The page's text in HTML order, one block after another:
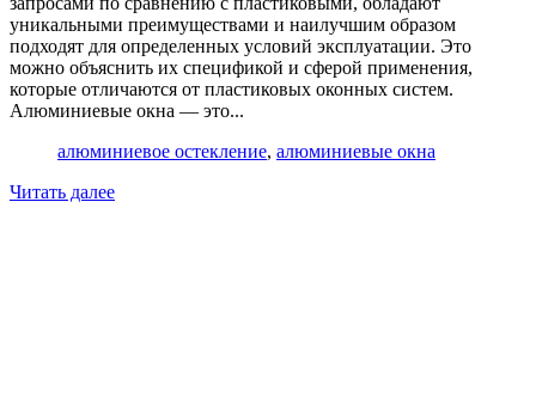
уникальными преимуществами и наилучшим образом
подходят для определенных условий эксплуатации. Это
можно объяснить их спецификой и сферой применения,
которые отличаются от пластиковых оконных систем.
Алюминиевые окна — это...
алюминиевое остекление, алюминиевые окна
Читать далее